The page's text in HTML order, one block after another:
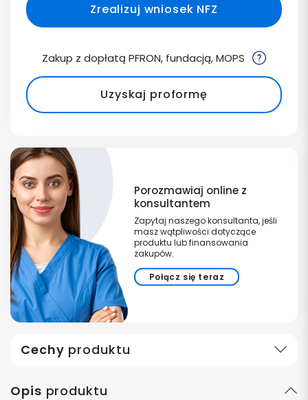
Zrealizuj wniosek NFZ
Zakup z dopłatą PFRON, fundacją, MOPS
Uzyskaj proformę
Porozmawiaj online z
konsultantem
Zapytaj naszego konsultanta, jeśli
masz wątpliwości dotyczące
produktu lub finansowania
zakupów.
Połącz się teraz
Cechy produktu
Opis produktu